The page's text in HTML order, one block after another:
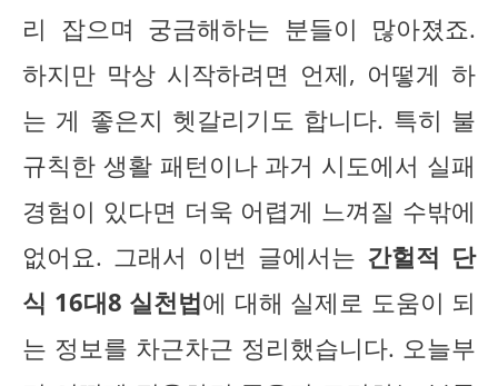
리 잡으며 궁금해하는 분들이 많아졌죠.
하지만 막상 시작하려면 언제, 어떻게 하
는 게 좋은지 헷갈리기도 합니다. 특히 불
규칙한 생활 패턴이나 과거 시도에서 실패
경험이 있다면 더욱 어렵게 느껴질 수밖에
없어요. 그래서 이번 글에서는 간헐적 단
식 16대8 실천법에 대해 실제로 도움이 되
는 정보를 차근차근 정리했습니다. 오늘부